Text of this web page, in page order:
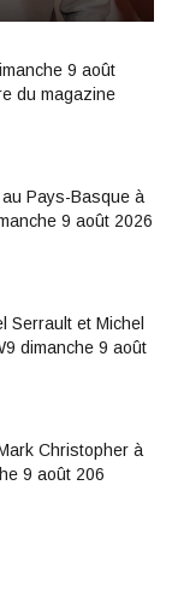
9 août
du magazine
Pays-Basque à
9 août 2026
Serrault et Michel
dimanche 9 août
Christopher à
9 août 206